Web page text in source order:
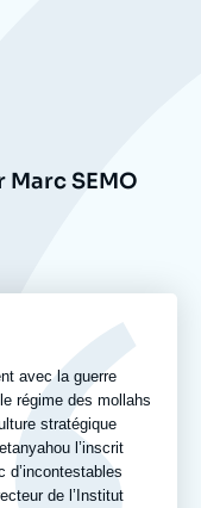
avec la guerre
régime des mollahs
stratégique
l’inscrit
d’incontestables
de l’Institut
SEMO